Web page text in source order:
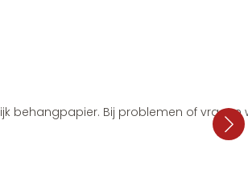
behangpapier. Bij problemen of